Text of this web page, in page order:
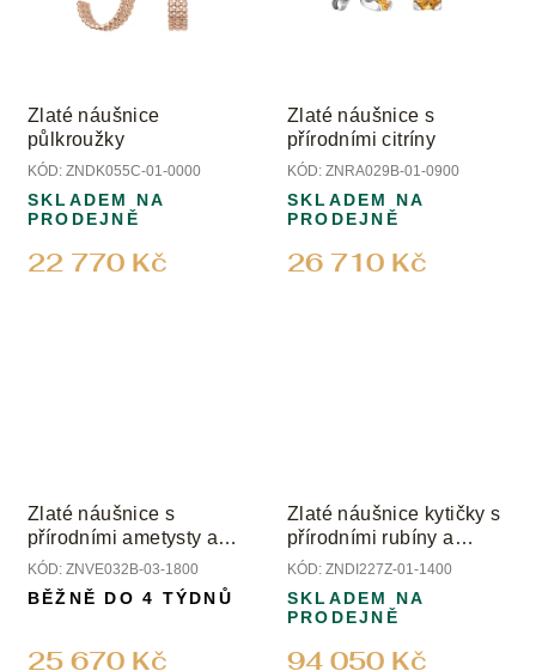
Zlaté náušnice
půlkroužky
KÓD: ZNDK055C-01-0000
22 770 Kč
SKLADEM NA
PRODEJNĚ
Zlaté náušnice s
přírodními citríny
KÓD: ZNRA029B-01-0900
26 710 Kč
SKLADEM NA
PRODEJNĚ
Zlaté náušnice s
přírodními ametysty a
diamanty
KÓD: ZNVE032B-03-1800
25 670 Kč
BĚŽNĚ DO 4 TÝDNŮ
Zlaté náušnice kytičky s
přírodními rubíny a
diamanty
KÓD: ZNDI227Z-01-1400
94 050 Kč
SKLADEM NA
PRODEJNĚ